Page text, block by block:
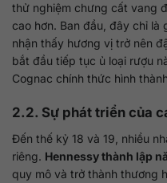
thử nghiệm chưng cất vang
cao hơn. Ban đầu, đây chỉ là
nhận thấy hương vị trở nên
bắt đầu tiếp tục ủ loại rượu
Cognac chính thức hình
2.2. Sự phát triển của
Đến thế kỷ 18 và 19, nhiều
riêng. Hennessy thành lập
quy mô và trở thành thương